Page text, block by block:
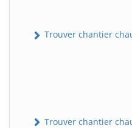
Trouver chantier
Trouver chantier